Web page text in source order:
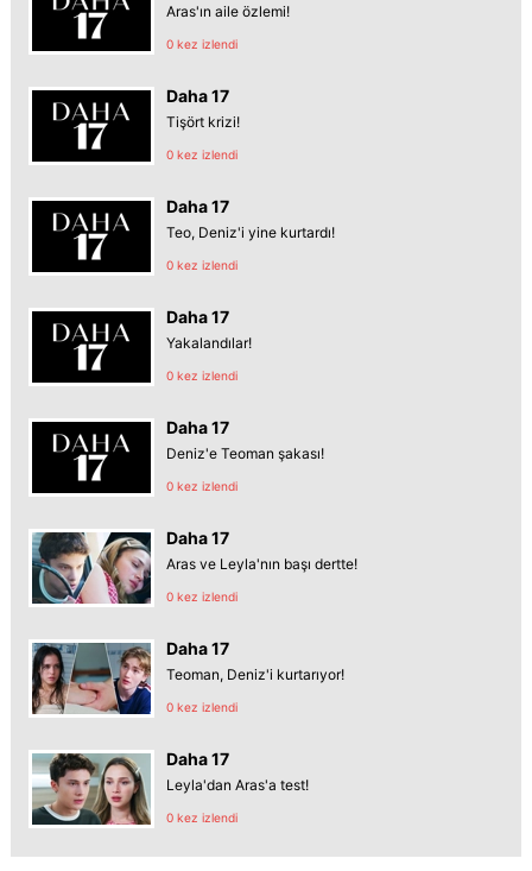
Aras'ın aile özlemi!
0 kez izlendi
Daha 17
Tişört krizi!
0 kez izlendi
Daha 17
Teo, Deniz'i yine kurtardı!
0 kez izlendi
Daha 17
Yakalandılar!
0 kez izlendi
Daha 17
Deniz'e Teoman şakası!
0 kez izlendi
Daha 17
Aras ve Leyla'nın başı dertte!
0 kez izlendi
Daha 17
Teoman, Deniz'i kurtarıyor!
0 kez izlendi
Daha 17
Leyla'dan Aras'a test!
0 kez izlendi